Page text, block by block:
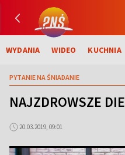
WYDANIA WIDEO KUCHNIA
PYTANIE NA ŚNIADANIE
NAJZDROWSZE
20.03.2019, 09:01